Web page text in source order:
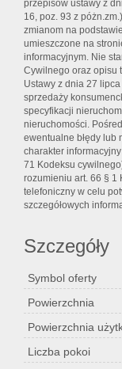
przepisów ustawy z
16, poz. 93 z
zmianom na
umieszczone na
informacyjnym. Nie
Cywilnego oraz opisu
Ustawy z dnia 27
sprzedaży
specyfikacji
nieruchomości.
ewentualne błędy lub
charakter
71 Kodeksu
rozumieniu art. 66 § 1
telefoniczny w celu
szczegółowych
Szczegóły
Symbol oferty
Powierzchnia
Powierzchnia
Liczba pokoi